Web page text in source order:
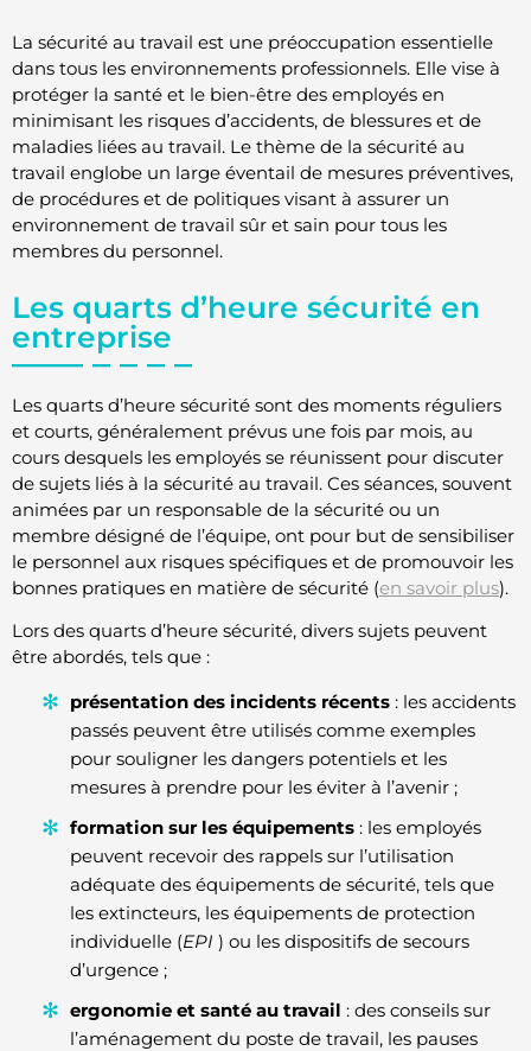
La sécurité au travail est une préoccupation essentielle
dans tous les environnements professionnels. Elle vise à
protéger la santé et le bien-être des employés en
minimisant les risques d’accidents, de blessures et de
maladies liées au travail. Le thème de la sécurité au
travail englobe un large éventail de mesures préventives,
de procédures et de politiques visant à assurer un
environnement de travail sûr et sain pour tous les
membres du personnel.
Les quarts d’heure sécurité en
entreprise
Les quarts d’heure sécurité sont des moments réguliers
et courts, généralement prévus une fois par mois, au
cours desquels les employés se réunissent pour discuter
de sujets liés à la sécurité au travail. Ces séances, souvent
animées par un responsable de la sécurité ou un
membre désigné de l’équipe, ont pour but de sensibiliser
le personnel aux risques spécifiques et de promouvoir les
bonnes pratiques en matière de sécurité (en savoir plus).
Lors des quarts d’heure sécurité, divers sujets peuvent
être abordés, tels que :
présentation des incidents récents : les accidents
passés peuvent être utilisés comme exemples
pour souligner les dangers potentiels et les
mesures à prendre pour les éviter à l’avenir ;
formation sur les équipements : les employés
peuvent recevoir des rappels sur l’utilisation
adéquate des équipements de sécurité, tels que
les extincteurs, les équipements de protection
individuelle (EPI ) ou les dispositifs de secours
d’urgence ;
ergonomie et santé au travail : des conseils sur
l’aménagement du poste de travail, les pauses